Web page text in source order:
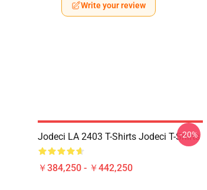
Write your review
Jodeci LA 2403 T-Shirts Jodeci T-Shirts
￥384,250 - ￥442,250
-20%